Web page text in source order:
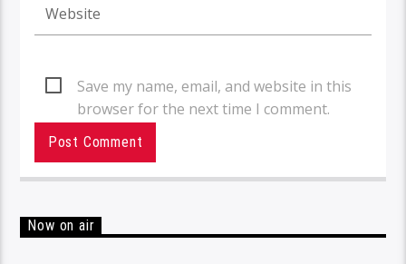
Save my name, email, and website in this
browser for the next time I comment.
Now on air